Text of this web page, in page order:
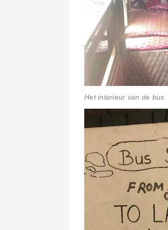
Het interieur van de bus